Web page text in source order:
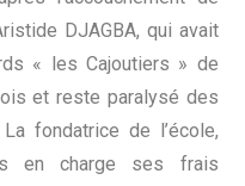
DJAGBA, qui avait
« les Cajoutiers » de
et reste paralysé des
fondatrice de l’école,
en charge ses frais